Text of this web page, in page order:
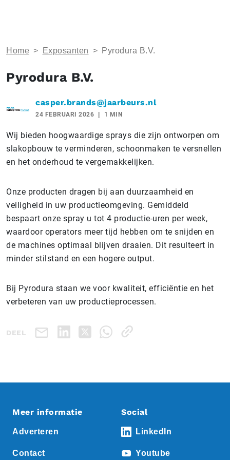
Home > Exposanten > Pyrodura B.V.
Pyrodura B.V.
casper.brands@jaarbeurs.nl
24 FEBRUARI 2026 1 MIN
Wij bieden hoogwaardige sprays die zijn ontworpen om
slakopbouw te verminderen, schoonmaken te versnellen
en het onderhoud te vergemakkelijken.
Onze producten dragen bij aan duurzaamheid en
veiligheid in uw productieomgeving. Gemiddeld
bespaart onze spray u tot 4 productie-uren per week,
waardoor operators meer tijd hebben om te snijden en
de machines optimaal blijven draaien. Dit resulteert in
minder stilstand en een hogere output.
Bij Pyrodura staan we voor kwaliteit, efficiëntie en het
verbeteren van uw productieprocessen.
DEEL
Meer informatie
Adverteren
Contact
Social
LinkedIn
Youtube